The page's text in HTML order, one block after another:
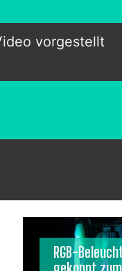
vorgestellt
RGB-